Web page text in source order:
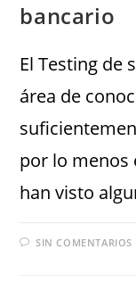
bancario
El Testing de
área de
por lo menos
han visto
SIN COMENTARIOS